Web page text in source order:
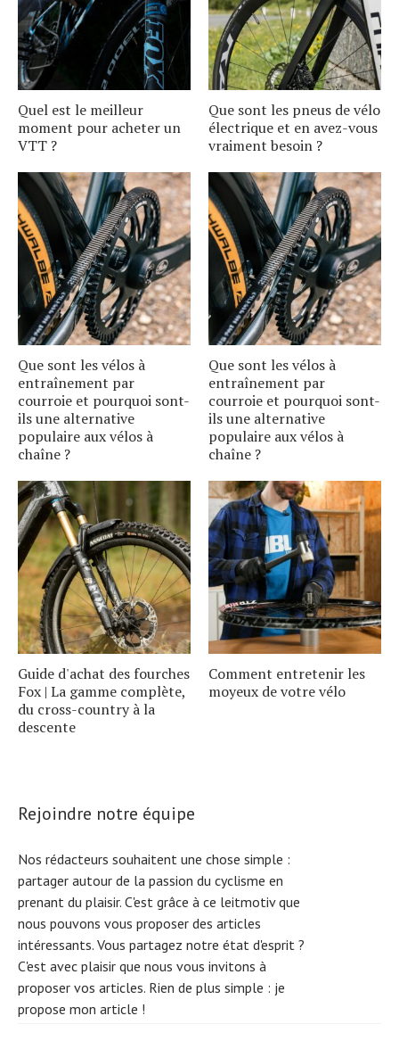
Quel est le meilleur
moment pour acheter un
VTT ?
Que sont les pneus de vélo
électrique et en avez-vous
vraiment besoin ?
Que sont les vélos à
entraînement par
courroie et pourquoi sont-
ils une alternative
populaire aux vélos à
chaîne ?
Que sont les vélos à
entraînement par
courroie et pourquoi sont-
ils une alternative
populaire aux vélos à
chaîne ?
Guide d'achat des fourches
Fox | La gamme complète,
du cross-country à la
descente
Comment entretenir les
moyeux de votre vélo
Rejoindre notre équipe
Nos rédacteurs souhaitent une chose simple :
partager autour de la passion du cyclisme en
prenant du plaisir. C'est grâce à ce leitmotiv que
nous pouvons vous proposer des articles
intéressants. Vous partagez notre état d'esprit ?
C'est avec plaisir que nous vous invitons à
proposer vos articles. Rien de plus simple : je
propose mon article !